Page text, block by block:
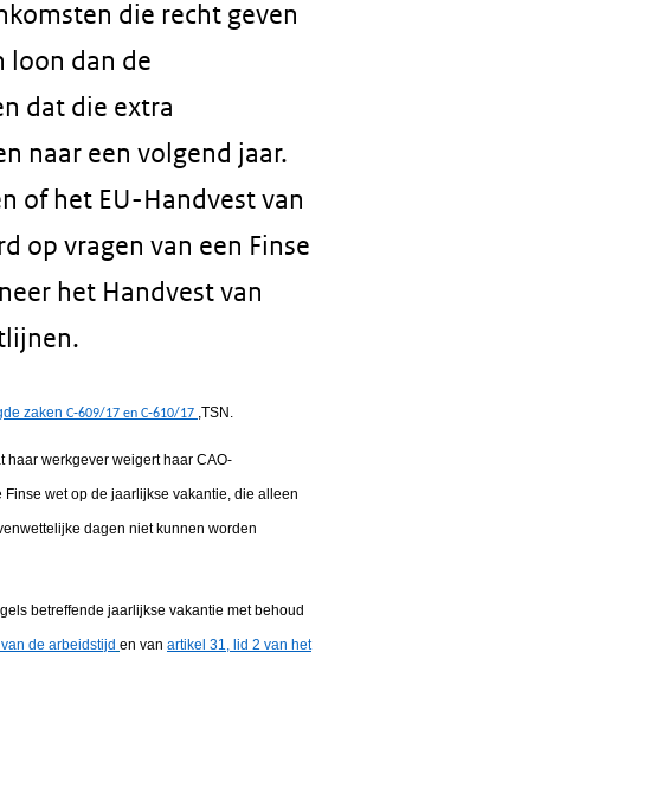
die recht geven
loon dan de
dat die extra
naar een volgend jaar.
of het EU-Handvest van
op vragen van een Finse
het Handvest van
zaken C‑609/17 en C‑610/17 ,TSN.
haar werkgever weigert haar CAO-
wet op de jaarlijkse vakantie, die alleen
dagen niet kunnen worden
betreffende jaarlijkse vakantie met behoud
de arbeidstijd en van artikel 31, lid 2 van het